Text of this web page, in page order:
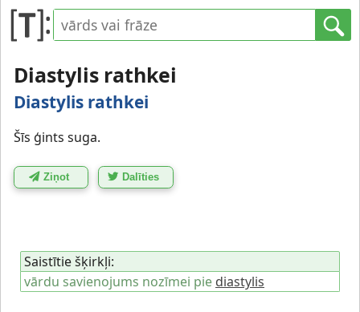
Diastylis rathkei
Diastylis rathkei
Šīs ģints suga.
Ziņot Dalīties
Saistītie šķirkļi:
vārdu savienojums nozīmei pie diastylis